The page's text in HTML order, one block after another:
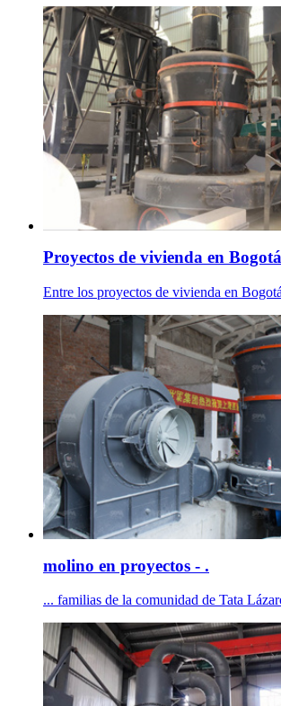
Proyectos de vivienda en
Entre los proyectos de vivienda en
molino en proyectos - .
... familias de la comunidad de Tata